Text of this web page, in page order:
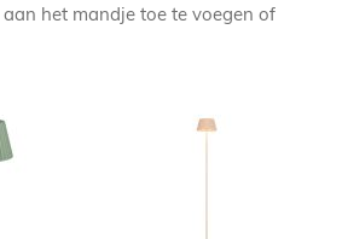
aan het mandje toe te voegen of